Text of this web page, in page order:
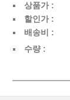
상품가 :
할인가 :
배송비 :
수량 :